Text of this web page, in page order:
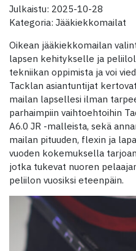
Julkaistu: 2025-10-28
Kategoria: Jääkiekkomailat
Oikean jääkiekkomailan
lapsen kehitykselle ja
tekniikan oppimista ja voi
Tacklan asiantuntijat
mailan lapsellesi ilman
parhaimpiin vaihtoehtoihin
A6.0 JR -malleista, sekä
mailan pituuden, flexin ja
vuoden kokemuksella
jotka tukevat nuoren
peliilon vuosiksi eteenpäin.